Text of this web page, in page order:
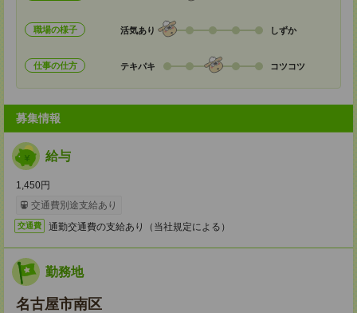
職場の様子 活気あり しずか
仕事の仕方 テキパキ コツコツ
募集情報
給与
1,450円
交通費別途支給あり
交通費 通勤交通費の支給あり（当社規定による）
勤務地
名古屋市南区